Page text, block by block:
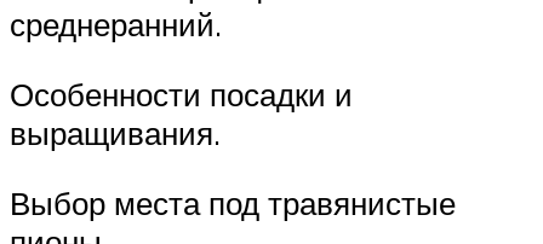
среднеранний.
Особенности посадки и
выращивания.
Выбор места под травянистые